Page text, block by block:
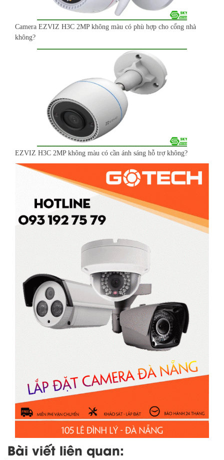
Camera EZVIZ H3C 2MP không màu có phù hợp cho cổng nhà
không?
EZVIZ H3C 2MP không màu có cần ánh sáng hỗ trợ không?
Bài viết liên quan: